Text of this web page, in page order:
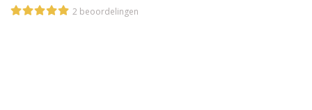
2 beoordelingen